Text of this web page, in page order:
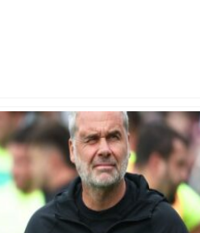
Toulouse. Un incendie se
un bâtiment désaffecté : une
cinquantaine de migrants
Actu.fr